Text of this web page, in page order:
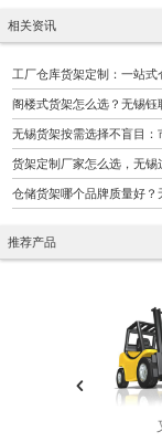
相关资讯
工厂仓库货架定制：一站
阁楼式货架怎么选？无锡
无锡货架按需选择不盲目
货架定制厂家怎么选，无锡
仓储货架哪个品牌质量好
推荐产品